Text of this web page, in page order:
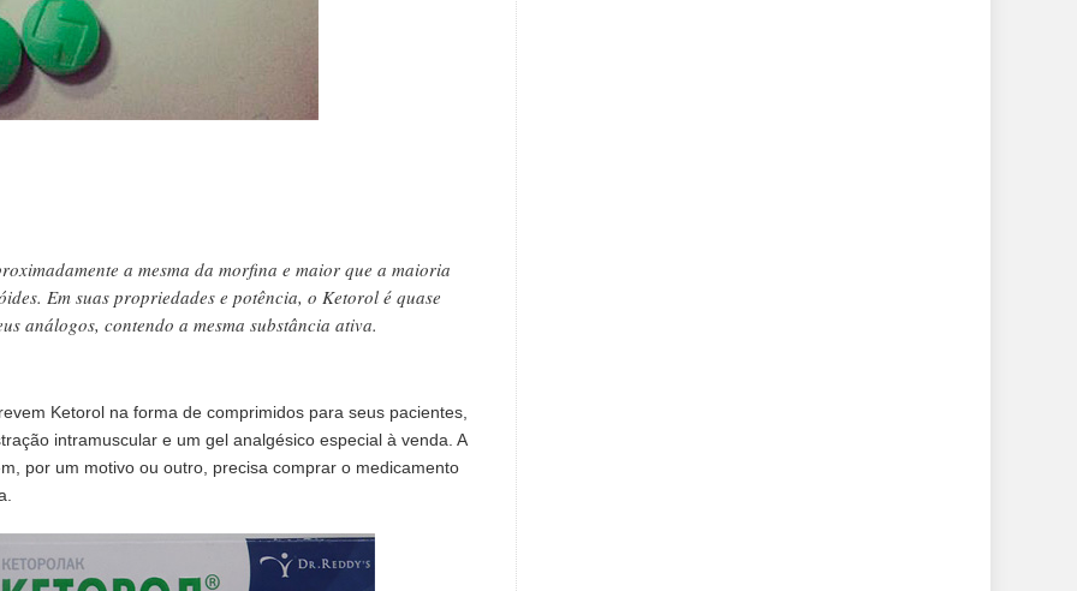
a mesma da morfina e maior que a maioria
Em suas propriedades e potência, o Ketorol é quase
análogos, contendo a mesma substância ativa.
Ketorol na forma de comprimidos para seus pacientes,
intramuscular e um gel analgésico especial à venda. A
por um motivo ou outro, precisa comprar o medicamento